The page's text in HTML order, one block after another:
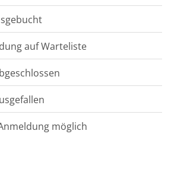
auf Warteliste
möglich